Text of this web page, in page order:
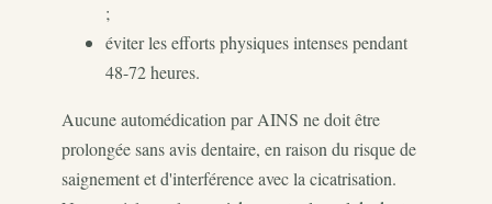
;
éviter les efforts physiques intenses pendant
48-72 heures.
Aucune automédication par AINS ne doit être
prolongée sans avis dentaire, en raison du risque de
saignement et d'interférence avec la cicatrisation.